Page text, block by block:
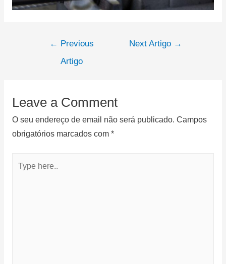
← Previous
Artigo
Next Artigo →
Leave a Comment
O seu endereço de email não será publicado. Campos
obrigatórios marcados com *